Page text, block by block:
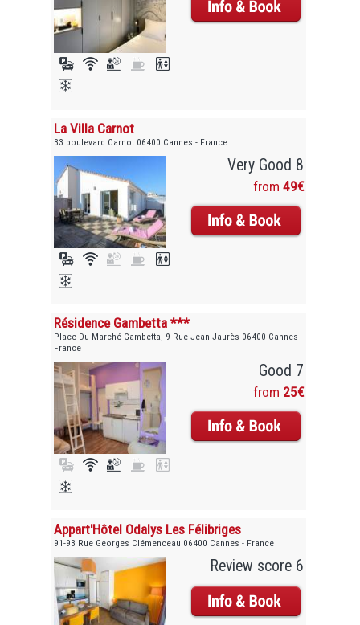
La Villa Carnot
33 boulevard Carnot 06400 Cannes - France
Very Good 8
from 49€
Résidence Gambetta ***
Place Du Marché Gambetta, 9 Rue Jean Jaurès 06400 Cannes -
France
Good 7
from 25€
Appart'Hôtel Odalys Les Félibriges
91-93 Rue Georges Clémenceau 06400 Cannes - France
Review score 6